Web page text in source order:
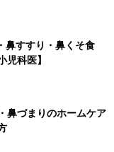
鼻すすり・鼻くそ食
科医】
鼻づまりのホームケア